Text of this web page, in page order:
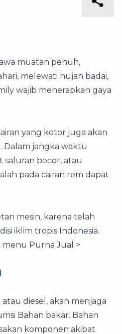
muatan penuh,
melewati hujan badai,
wajib menerapkan gaya
yang kotor juga akan
jangka waktu
bocor, atau
pada cairan rem dapat
mesin, karena telah
iklim tropis Indonesia.
menu Purna Jual >
diesel, akan menjaga
Bahan bakar. Bahan
komponen akibat